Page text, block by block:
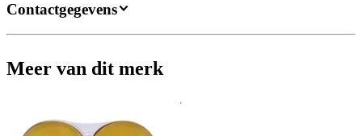
Contactgegevens
Meer van dit merk